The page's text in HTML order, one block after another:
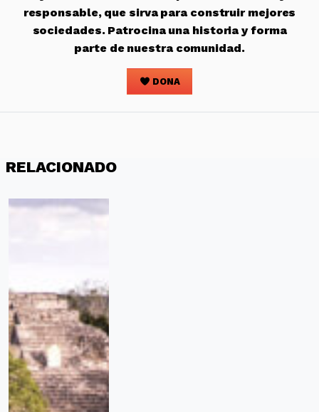
responsable, que sirva para construir mejores
sociedades. Patrocina una historia y forma
parte de nuestra comunidad.
DONA
RELACIONADO